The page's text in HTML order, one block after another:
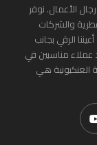
الأعمال. نوفر
والشركات
الرقي بجانب
عملاء مناسبين في
العنكبونية هي